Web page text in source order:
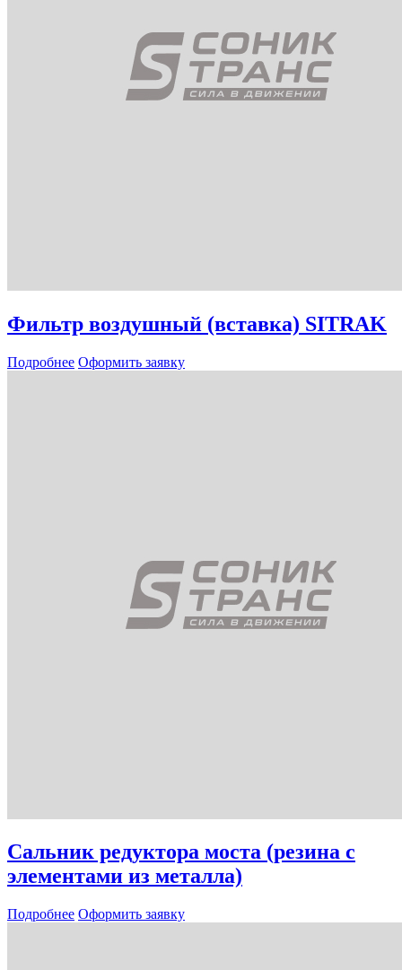
Фильтр воздушный (вставка) SITRAK
Подробнее Оформить заявку
Сальник редуктора моста (резина с
элементами из металла)
Подробнее Оформить заявку